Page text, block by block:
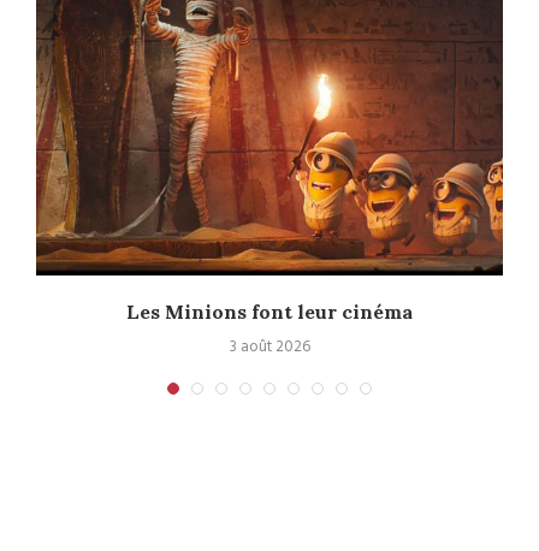
Les Minions font leur cinéma
3 août 2026